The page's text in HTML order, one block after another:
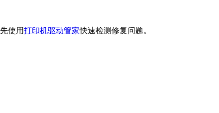
使用打印机驱动管家快速检测修复问题。